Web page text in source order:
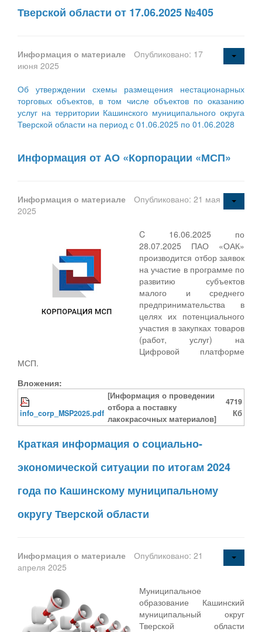
Тверской области от 17.06.2025 №405
Информация о материале
Опубликовано: 17
июня 2025
Об утверждении схемы размещения нестационарных
торговых объектов, в том числе объектов по оказанию
услуг на территории Кашинского муниципального округа
Тверской области на период с 01.06.2025 по 01.06.2028
Информация от АО «Корпорации «МСП»
Информация о материале
Опубликовано: 21 мая
2025
C 16.06.2025 по
28.07.2025 ПАО «ОАК»
производится отбор заявок
на участие в программе по
развитию субъектов
малого и среднего
предпринимательства в
целях их потенциального
участия в закупках товаров
(работ, услуг) на
Цифровой платформе
МСП.
Вложения:
info_corp_MSP2025.pdf
[Информация о проведении
отбора а поставку
лакокрасочных материалов]
4719
Кб
Краткая информация о социально-
экономической ситуации по итогам 2024
года по Кашинскому муниципальному
округу Тверской области
Информация о материале
Опубликовано: 21
апреля 2025
Муниципальное
образование Кашинский
муниципальный округ
Тверской области